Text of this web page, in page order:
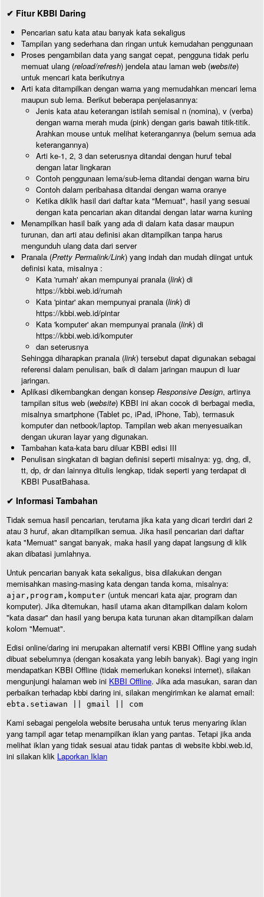
✔ Fitur KBBI Daring
Pencarian satu kata atau banyak kata sekaligus
Tampilan yang sederhana dan ringan untuk kemudahan penggunaan
Proses pengambilan data yang sangat cepat, pengguna tidak perlu
memuat ulang (reload/refresh) jendela atau laman web (website)
untuk mencari kata berikutnya
Arti kata ditampilkan dengan warna yang memudahkan mencari lema
maupun sub lema. Berikut beberapa penjelasannya:
Jenis kata atau keterangan istilah semisal n (nomina), v (verba)
dengan warna merah muda (pink) dengan garis bawah titik-titik.
Arahkan mouse untuk melihat keterangannya (belum semua ada
keterangannya)
Arti ke-1, 2, 3 dan seterusnya ditandai dengan huruf tebal
dengan latar lingkaran
Contoh penggunaan lema/sub-lema ditandai dengan warna biru
Contoh dalam peribahasa ditandai dengan warna oranye
Ketika diklik hasil dari daftar kata "Memuat", hasil yang sesuai
dengan kata pencarian akan ditandai dengan latar warna kuning
Menampilkan hasil baik yang ada di dalam kata dasar maupun
turunan, dan arti atau definisi akan ditampilkan tanpa harus
mengunduh ulang data dari server
Pranala (Pretty Permalink/Link) yang indah dan mudah diingat untuk
definisi kata, misalnya :
Kata 'rumah' akan mempunyai pranala (link) di
https://kbbi.web.id/rumah
Kata 'pintar' akan mempunyai pranala (link) di
https://kbbi.web.id/pintar
Kata 'komputer' akan mempunyai pranala (link) di
https://kbbi.web.id/komputer
dan seterusnya
Sehingga diharapkan pranala (link) tersebut dapat digunakan sebagai
referensi dalam penulisan, baik di dalam jaringan maupun di luar
jaringan.
Aplikasi dikembangkan dengan konsep Responsive Design, artinya
tampilan situs web (website) KBBI ini akan cocok di berbagai media,
misalnya smartphone (Tablet pc, iPad, iPhone, Tab), termasuk
komputer dan netbook/laptop. Tampilan web akan menyesuaikan
dengan ukuran layar yang digunakan.
Tambahan kata-kata baru diluar KBBI edisi III
Penulisan singkatan di bagian definisi seperti misalnya: yg, dng, dl,
tt, dp, dr dan lainnya ditulis lengkap, tidak seperti yang terdapat di
KBBI PusatBahasa.
✔ Informasi Tambahan
Tidak semua hasil pencarian, terutama jika kata yang dicari terdiri dari 2
atau 3 huruf, akan ditampilkan semua. Jika hasil pencarian dari daftar
kata "Memuat" sangat banyak, maka hasil yang dapat langsung di klik
akan dibatasi jumlahnya.
Untuk pencarian banyak kata sekaligus, bisa dilakukan dengan
memisahkan masing-masing kata dengan tanda koma, misalnya:
ajar,program,komputer (untuk mencari kata ajar, program dan
komputer). Jika ditemukan, hasil utama akan ditampilkan dalam kolom
"kata dasar" dan hasil yang berupa kata turunan akan ditampilkan dalam
kolom "Memuat".
Edisi online/daring ini merupakan alternatif versi KBBI Offline yang sudah
dibuat sebelumnya (dengan kosakata yang lebih banyak). Bagi yang ingin
mendapatkan KBBI Offline (tidak memerlukan koneksi internet), silakan
mengunjungi halaman web ini KBBI Offline. Jika ada masukan, saran dan
perbaikan terhadap kbbi daring ini, silakan mengirimkan ke alamat email:
ebta.setiawan || gmail || com
Kami sebagai pengelola website berusaha untuk terus menyaring iklan
yang tampil agar tetap menampilkan iklan yang pantas. Tetapi jika anda
melihat iklan yang tidak sesuai atau tidak pantas di website kbbi.web.id,
ini silakan klik Laporkan Iklan